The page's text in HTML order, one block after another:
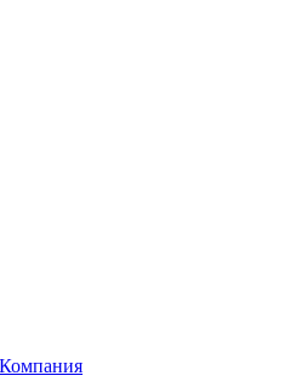
Компания